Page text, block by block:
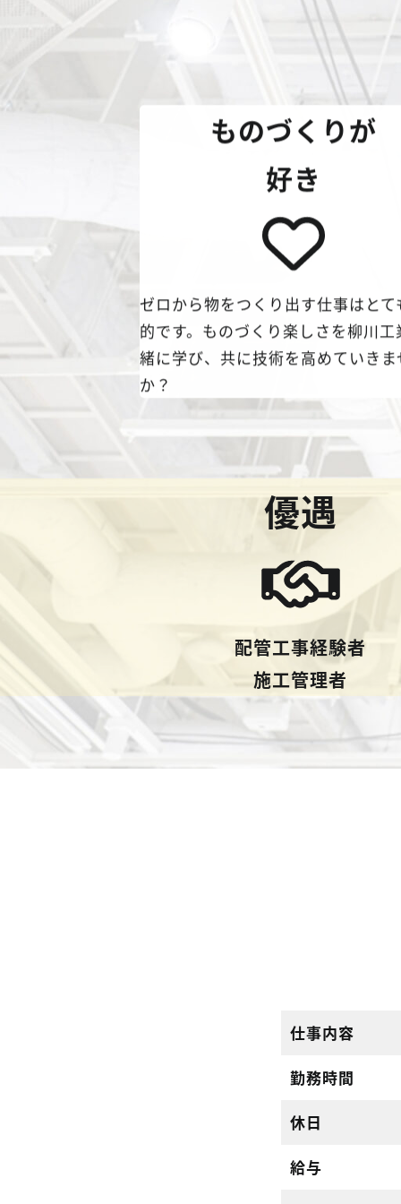
ものづくりが
好き
ゼロから物をつくり出す仕事はとて
的です。ものづくり楽しさを柳川工
緒に学び、共に技術を高めていき
か？
優遇
配管工事経験者
施工管理者
仕事内容
勤務時間
休日
給与